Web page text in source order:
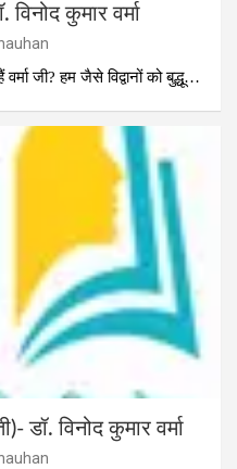
कुमार वर्मा
जी? हम जैसे विद्वानों को बुद्धू…
डॉ. विनोद कुमार वर्मा